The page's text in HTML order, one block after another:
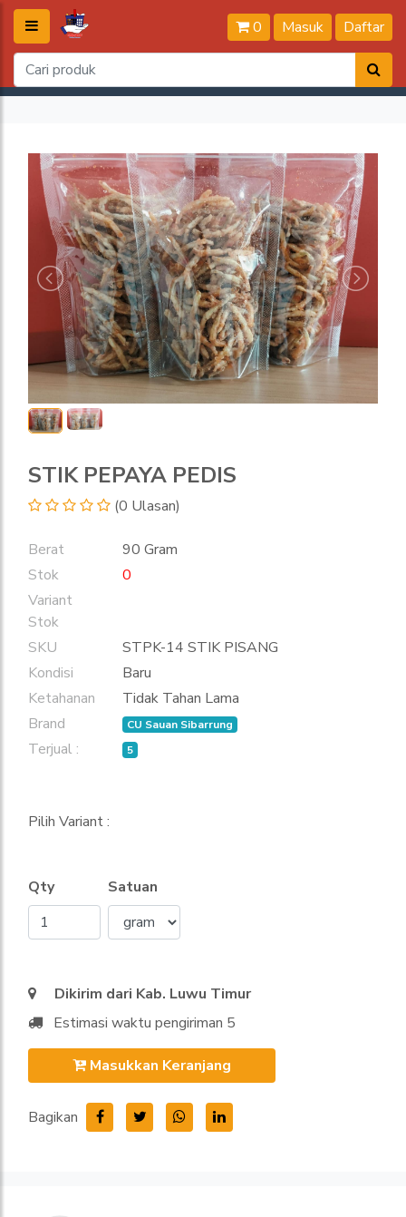
0 Masuk Daftar
STIK PEPAYA PEDIS
(0 Ulasan)
Berat
90 Gram
Stok
0
Variant
Stok
SKU
STPK-14 STIK PISANG
Kondisi
Baru
Ketahanan
Tidak Tahan Lama
Brand
CU Sauan Sibarrung
Terjual : 5
Pilih Variant :
Qty Satuan
Dikirim dari Kab. Luwu Timur
Estimasi waktu pengiriman 5
Masukkan Keranjang
Bagikan